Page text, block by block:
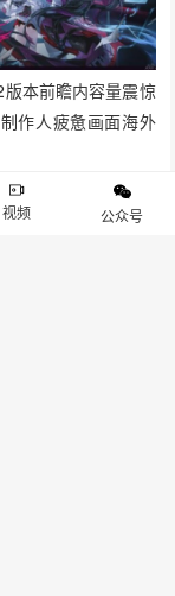
版本前瞻内容量震惊
作人疲惫画面海外
视频 公众号